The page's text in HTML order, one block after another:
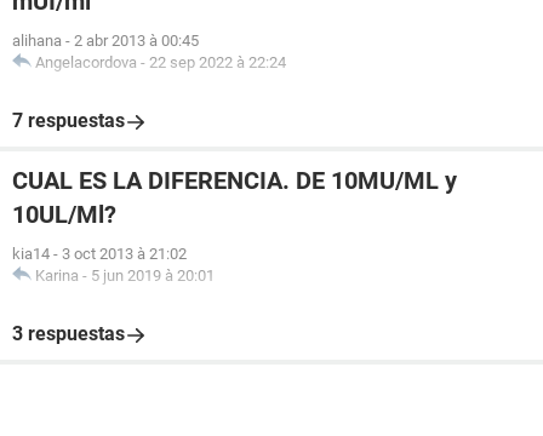
alihana - 2 abr 2013 à 00:45
Angelacordova - 22 sep 2022 à 22:24
7 respuestas
CUAL ES LA DIFERENCIA. DE 10MU/ML y
10UL/Ml?
kia14 - 3 oct 2013 à 21:02
Karina - 5 jun 2019 à 20:01
3 respuestas